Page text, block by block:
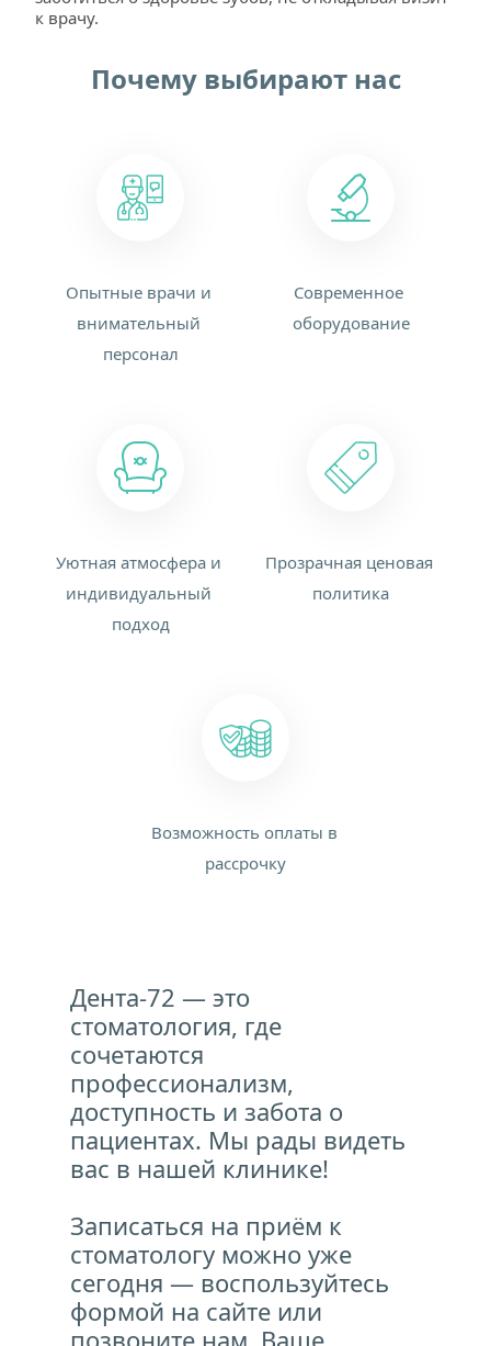
к врачу.
Почему выбирают нас
Опытные врачи и
внимательный
персонал
Современное
оборудование
Уютная атмосфера и
индивидуальный
подход
Прозрачная ценовая
политика
Возможность оплаты в
рассрочку
Дента-72 — это
стоматология, где
сочетаются
профессионализм,
доступность и забота о
пациентах. Мы рады видеть
вас в нашей клинике!
Записаться на приём к
стоматологу можно уже
сегодня — воспользуйтесь
формой на сайте или
позвоните нам. Ваше